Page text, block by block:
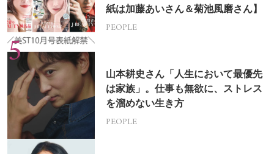
紙は加藤あいさん＆菊池風磨さん】
PEOPLE
山本耕史さん「人生において最優先
は家族」。仕事も無欲に、ストレス
を溜めない生き方
PEOPLE